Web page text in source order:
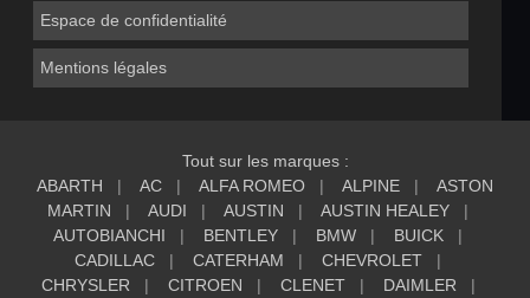
Espace de confidentialité
Mentions légales
Tout sur les marques :
ABARTH
AC ALFA ROMEO ALPINE
ASTON
MARTIN
AUDI AUSTIN
AUSTIN HEALEY
AUTOBIANCHI
BENTLEY BMW
BUICK
CADILLAC
CATERHAM
CHEVROLET
CHRYSLER
CITROEN CLENET
DAIMLER